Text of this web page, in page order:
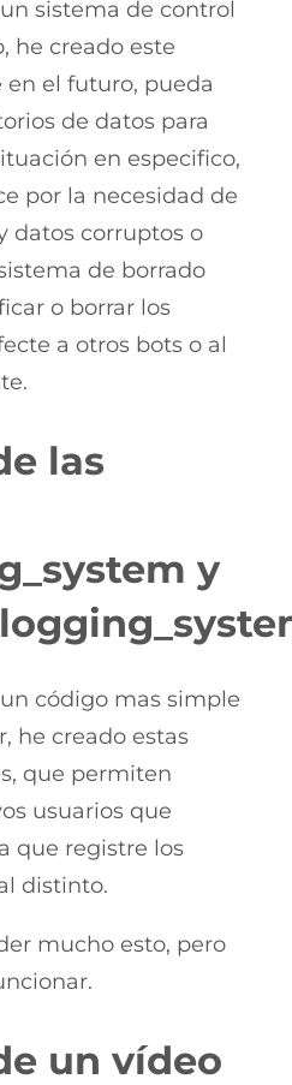
sistema de control
he creado este
el futuro, pueda
de datos para
en especifico,
por la necesidad de
datos corruptos o
de borrado
o borrar los
a otros bots o al
las
y
código mas simple
he creado estas
que permiten
usuarios que
que registre los
distinto.
mucho esto, pero
un vídeo